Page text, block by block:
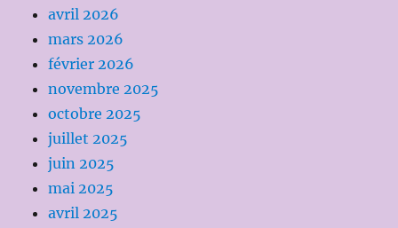
avril 2026
mars 2026
février 2026
novembre 2025
octobre 2025
juillet 2025
juin 2025
mai 2025
avril 2025